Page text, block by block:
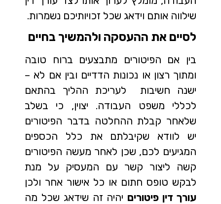
שילווה אותם וידאג שכל זכויותיכם נשמרות.
לסיים את ההעסקה ולהמשיך בחיים
בין אם הפיטורים מתבצעים ברוח טובה
ומתוך רצון או נכונות הדדיים ובין אם לא –
ישנה חשיבות לעריכת ההליך בהתאם
לכללי משפט העבודה. יצוין, כי בשלב
שלאחר קבלת ההחלטה בדבר הפיטורים
יש לוודא שקיבלתם את כלל הכספים
המגיעים לכם, שכן לאחר מעשה הפיטורים
קשה ליצור קשר עם המעסיק על מנת
לבקש טופס חתום או כל אישור אחר ולכן
עורך דין פיטורים יהיה זה שידאג שכל מה